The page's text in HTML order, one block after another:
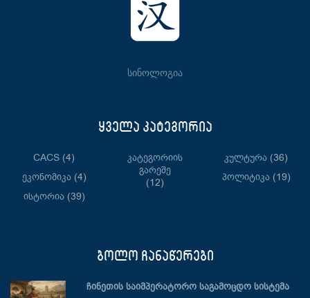
სინოლოგია
ყველა კატეგორია
CACS (4)
Ეკონომიკა(4)
Ისტორია(39)
Კატეგორიის
Გარეშე
(12)
Კულტურა (36)
Პოლიტიკა(19)
ბოლო ჩანაწერები
ჩინეთის საიმპერატორო საგამოცდო სისტემა